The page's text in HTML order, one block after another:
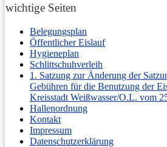
wichtige Seiten
Belegungsplan
Öffentlicher Eislauf
Hygieneplan
Schlittschuhverleih
1. Satzung zur Änderung der
Gebühren für die Benutzung der
Kreisstadt Weißwasser/O.L. vom
Hallenordnung
Kontakt
Impressum
Datenschutzerklärung